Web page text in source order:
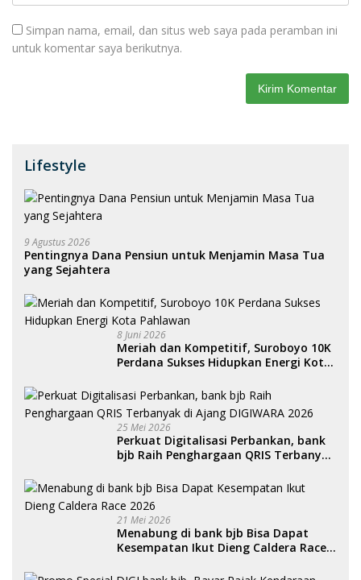
Simpan nama, email, dan situs web saya pada peramban ini
untuk komentar saya berikutnya.
Lifestyle
9 Agustus 2026
Pentingnya Dana Pensiun untuk Menjamin Masa Tua
yang Sejahtera
8 Juni 2026
Meriah dan Kompetitif, Suroboyo 10K
Perdana Sukses Hidupkan Energi Kota
25 Mei 2026
Perkuat Digitalisasi Perbankan, bank
bjb Raih Penghargaan QRIS Terbanyak
21 Mei 2026
Menabung di bank bjb Bisa Dapat
Kesempatan Ikut Dieng Caldera Race